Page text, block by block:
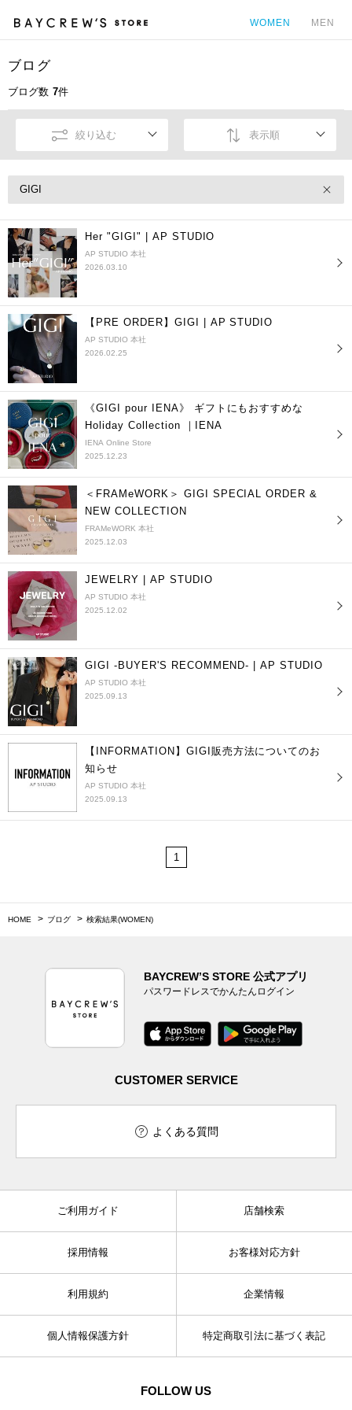
WOMEN MEN
ブログ
ブログ数 7件
絞り込む 表示順
GIGI
Her "GIGI" | AP STUDIO
AP STUDIO 本社
2026.03.10
【PRE ORDER】GIGI | AP STUDIO
AP STUDIO 本社
2026.02.25
《GIGI pour IENA》 ギフトにもおすすめな
Holiday Collection ｜IENA
IENA Online Store
2025.12.23
＜FRAMeWORK＞ GIGI SPECIAL ORDER &
NEW COLLECTION
FRAMeWORK 本社
2025.12.03
JEWELRY | AP STUDIO
AP STUDIO 本社
2025.12.02
GIGI -BUYER'S RECOMMEND- | AP STUDIO
AP STUDIO 本社
2025.09.13
【INFORMATION】GIGI販売方法についてのお
知らせ
AP STUDIO 本社
2025.09.13
1
HOME ブログ 検索結果(WOMEN)
BAYCREW’S STORE 公式アプリ
パスワードレスでかんたんログイン
CUSTOMER SERVICE
よくある質問
ご利用ガイド 店舗検索
採用情報 お客様対応方針
利用規約 企業情報
個人情報保護方針 特定商取引法に基づく表記
FOLLOW US